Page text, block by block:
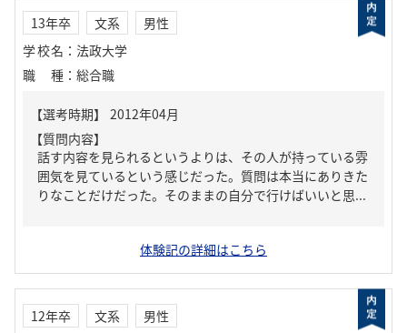
13年卒 文系
男性
学校名 ： 法政大学
職種 ： 総合職
【質問内容】
話す内容を見られるというよりは、その人が持っている雰
囲気を見ているという感じだった。質問は本当にありきた
りなことだけだった。そのままの自分で行けばいいと思...
体験記の詳細はこちら
12年卒 文系
男性